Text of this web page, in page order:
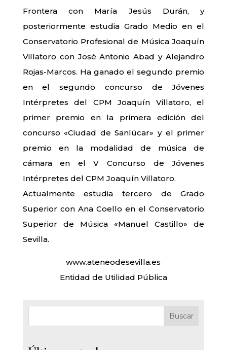
Frontera con María Jesús Durán, y
posteriormente estudia Grado Medio en el
Conservatorio Profesional de Música Joaquín
Villatoro con José Antonio Abad y Alejandro
Rojas-Marcos. Ha ganado el segundo premio
en el segundo concurso de Jóvenes
Intérpretes del CPM Joaquín Villatoro, el
primer premio en la primera edición del
concurso «Ciudad de Sanlúcar» y el primer
premio en la modalidad de música de
cámara en el V Concurso de Jóvenes
Intérpretes del CPM Joaquín Villatoro.
Actualmente estudia tercero de Grado
Superior con Ana Coello en el Conservatorio
Superior de Música «Manuel Castillo» de
Sevilla.
www.ateneodesevilla.es
Entidad de Utilidad Pública
Buscar